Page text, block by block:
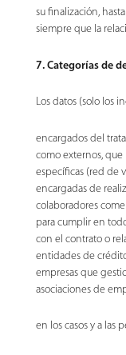
su finalización,
siempre que la
7. Categorías de
Los datos (solo los
encargados del
como externos, que
específicas (red de
encargadas de
colaboradores
para cumplir en
con el contrato o
entidades de
empresas que
asociaciones de
en los casos y a las